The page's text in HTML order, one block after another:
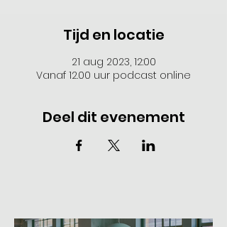
Tijd en locatie
21 aug 2023, 12:00
Vanaf 12.00 uur podcast online
Deel dit evenement